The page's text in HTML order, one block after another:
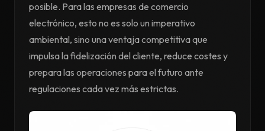
posible. Para las empresas de comercio
electrónico, esto no es solo un imperativo
ambiental, sino una ventaja competitiva que
impulsa la fidelización del cliente, reduce costes y
prepara las operaciones para el futuro ante
regulaciones cada vez más estrictas.